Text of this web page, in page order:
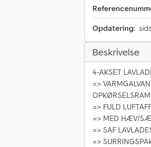
Opdatering:
Beskrivelse
4-AKSET
=>
=> FULD
=> MED HÆV/
=> SAF
=>